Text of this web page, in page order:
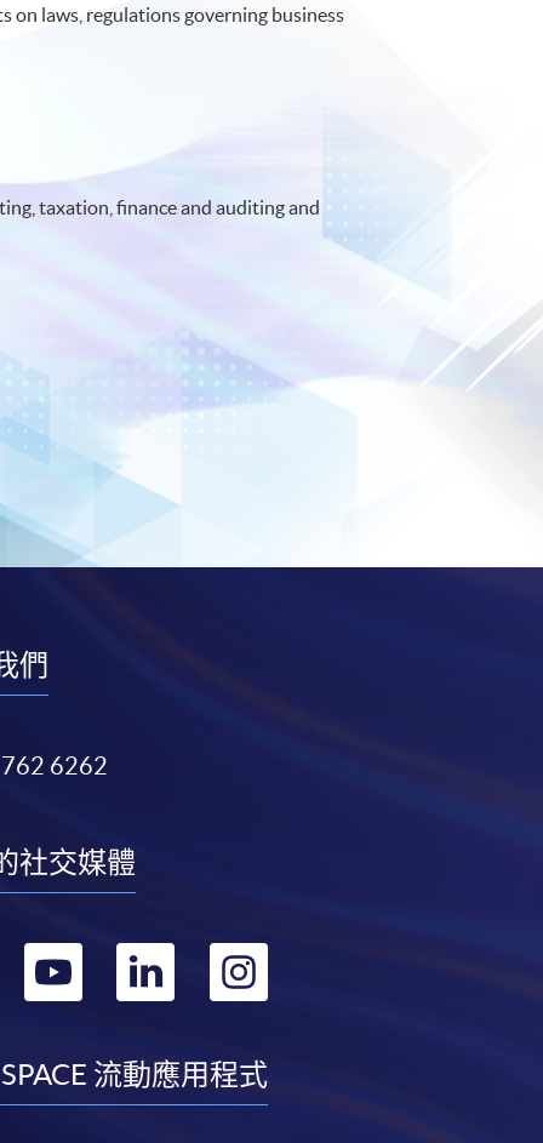
on laws, regulations governing business
taxation, finance and auditing and
們
6262
社交媒體
轉
youtube
轉
linkedininstagram
流動應用程式